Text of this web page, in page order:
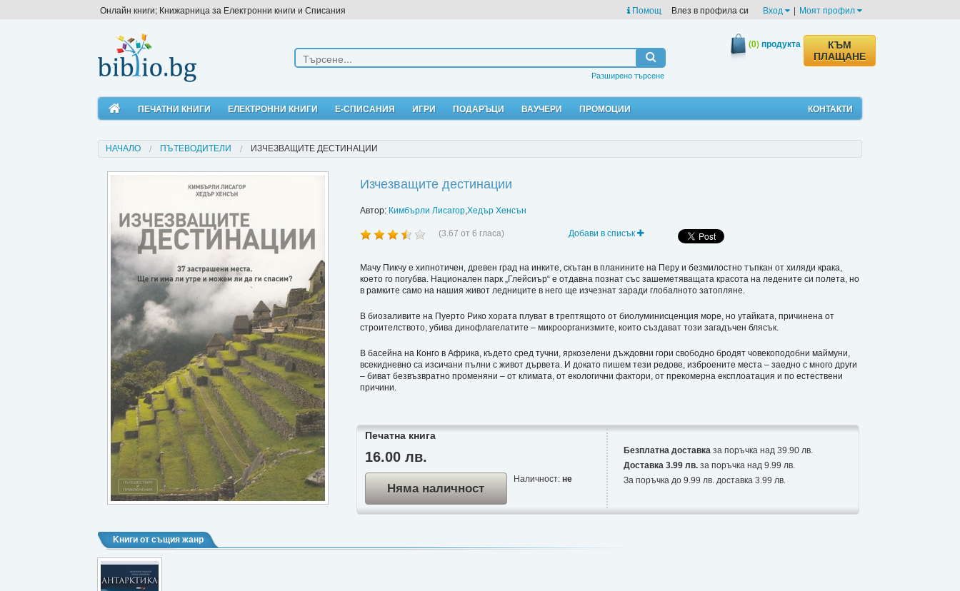
Онлайн книги; Книжарница за Електронни книги и Списания Помощ Влез в профила си Вход | Моят профил
Разширено търсене
(0)продукта
КЪМ
ПЛАЩАНЕ
ПЕЧАТНИ КНИГИ ЕЛЕКТРОННИ КНИГИ Е-СПИСАНИЯ ИГРИ ПОДАРЪЦИ ВАУЧЕРИ ПРОМОЦИИ КОНТАКТИ
НАЧАЛО ПЪТЕВОДИТЕЛИ ИЗЧЕЗВАЩИТЕ ДЕСТИНАЦИИ
Изчезващите дестинации
Автор: Кимбърли Лисагор,Хедър Хенсън
(3.67 от 6 гласа) Добави в списък
Мачу Пикчу е хипнотичен, древен град на инките, скътан в планините на Перу и безмилостно тъпкан от хиляди крака,
което го погубва. Национален парк „Глейсиър“ е отдавна познат със зашеметяващата красота на ледените си полета, но
в рамките само на нашия живот ледниците в него ще изчезнат заради глобалното затопляне.
В биозаливите на Пуерто Рико хората плуват в трептящото от биолуминисценция море, но утайката, причинена от
строителството, убива динофлагелатите – микроорганизмите, които създават този загадъчен блясък.
В басейна на Конго в Африка, където сред тучни, яркозелени дъждовни гори свободно бродят човекоподобни маймуни,
всекидневно са изсичани пълни с живот дървета. И докато пишем тези редове, изброените места – заедно с много други
– биват безвъзвратно променяни – от климата, от екологични фактори, от прекомерна експлоатация и по естествени
причини.
Печатна книга
16.00 лв.
Няма наличност
Наличност: не
Безплатна доставка за поръчка над 39.90 лв.
Доставка 3.99 лв. за поръчка над 9.99 лв.
За поръчка до 9.99 лв. доставка 3.99 лв.
Kниги от същия жанр